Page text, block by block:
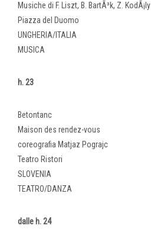
Musiche di F. Liszt, B. BartÃ³k, Z. KodÃ¡ly
Piazza del Duomo
UNGHERIA/ITALIA
MUSICA
h. 23
Betontanc
Maison des rendez-vous
coreografia Matjaz Pograjc
Teatro Ristori
SLOVENIA
TEATRO/DANZA
dalle h. 24